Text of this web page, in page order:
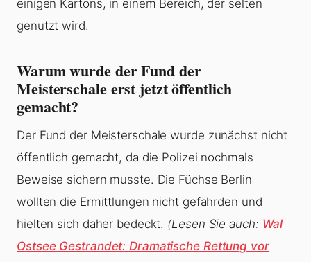
einigen Kartons, in einem Bereich, der selten
genutzt wird.
Warum wurde der Fund der
Meisterschale erst jetzt öffentlich
gemacht?
Der Fund der Meisterschale wurde zunächst nicht
öffentlich gemacht, da die Polizei nochmals
Beweise sichern musste. Die Füchse Berlin
wollten die Ermittlungen nicht gefährden und
hielten sich daher bedeckt. (Lesen Sie auch: Wal
Ostsee Gestrandet: Dramatische Rettung vor